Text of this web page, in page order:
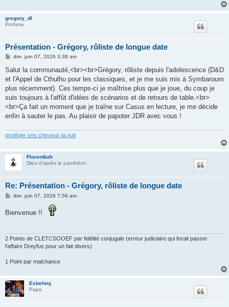
gregory_dl
Profane
Présentation - Grégory, rôliste de longue date
M
s
a
g
dim. juin 07, 2026 3:39 am
Salut la communauté,<br><br>Grégory, rôliste depuis l'adolescence (D&D
et l'Appel de Cthulhu pour les classiques, et je me suis mis à Symbaroum
plus récemment). Ces temps-ci je maîtrise plus que je joue, du coup je
suis toujours à l'affût d'idées de scénarios et de retours de table.<br>
<br>Ça fait un moment que je traîne sur Casus en lecture, je me décide
enfin à sauter le pas. Au plaisir de papoter JDR avec vous !
protéger ses cheveux la nuit
Florentbzh
Dieu d'après le panthéon
Re: Présentation - Grégory, rôliste de longue date
M
s
dim. juin 07, 2026 7:56 am
Bienvenue !!
2 Points de CLETCSOOEF par fidélité conjugale (erreur judiciaire qui ferait passer
l'affaire Dreyfus pour un fait divers)
1 Point par malchance
Esbehmj
Pape